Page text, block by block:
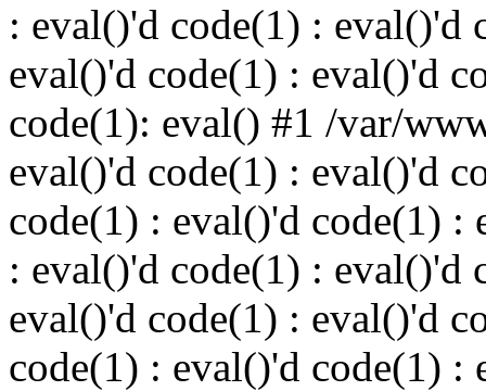
: eval()'d code(1) : eval()'d
eval()'d code(1) : eval()'d
code(1): eval() #1 /var/
eval()'d code(1) : eval()'d
code(1) : eval()'d code(1) :
: eval()'d code(1) : eval()'d
eval()'d code(1) : eval()'d
code(1) : eval()'d code(1) :